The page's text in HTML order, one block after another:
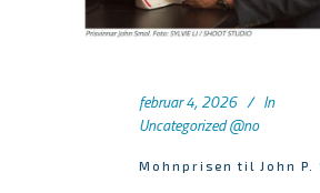
februar 4, 2026
In
Uncategorized @no
Mohnprisen til John P.